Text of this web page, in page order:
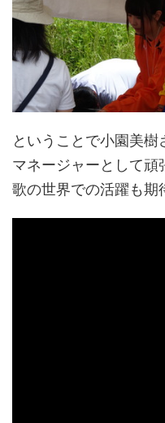
ということで小園美
マネージャーとして頑
歌の世界での活躍も期